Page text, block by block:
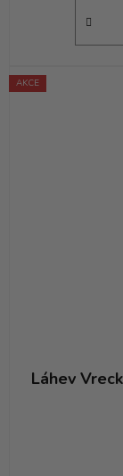
AKCE
Láhev